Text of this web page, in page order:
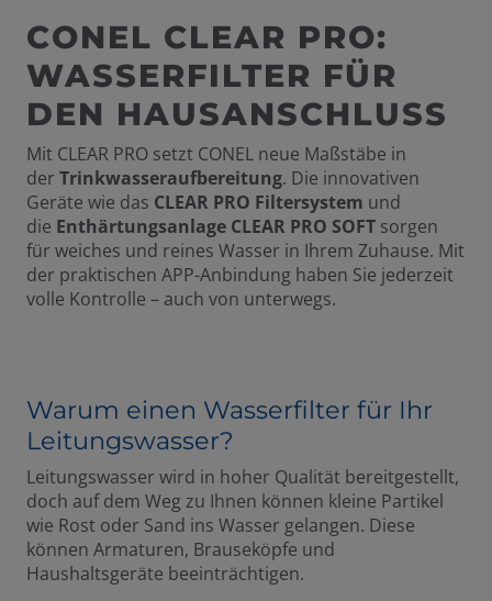
CONEL CLEAR PRO:
WASSERFILTER FÜR
DEN HAUSANSCHLUSS
Mit CLEAR PRO setzt CONEL neue Maßstäbe in
der Trinkwasseraufbereitung. Die innovativen
Geräte wie das CLEAR PRO Filtersystem und
die Enthärtungsanlage CLEAR PRO SOFT sorgen
für weiches und reines Wasser in Ihrem Zuhause. Mit
der praktischen APP-Anbindung haben Sie jederzeit
volle Kontrolle – auch von unterwegs.
Warum einen Wasserfilter für Ihr
Leitungswasser?
Leitungswasser wird in hoher Qualität bereitgestellt,
doch auf dem Weg zu Ihnen können kleine Partikel
wie Rost oder Sand ins Wasser gelangen. Diese
können Armaturen, Brauseköpfe und
Haushaltsgeräte beeinträchtigen.